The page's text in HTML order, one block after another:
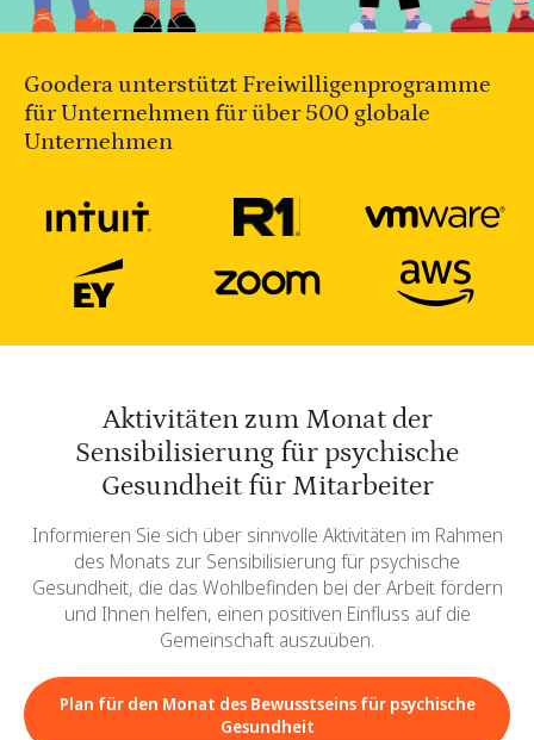
Goodera unterstützt Freiwilligenprogramme
für Unternehmen für über 500 globale
Unternehmen
Aktivitäten zum Monat der
Sensibilisierung für psychische
Gesundheit für Mitarbeiter
Informieren Sie sich über sinnvolle Aktivitäten im Rahmen
des Monats zur Sensibilisierung für psychische
Gesundheit, die das Wohlbefinden bei der Arbeit fördern
und Ihnen helfen, einen positiven Einfluss auf die
Gemeinschaft auszuüben.
Plan für den Monat des Bewusstseins für psychische
Gesundheit